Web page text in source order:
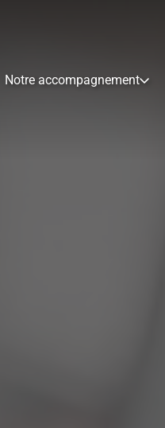
Notre accompagnement